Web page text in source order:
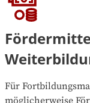
Für
möglicherweise